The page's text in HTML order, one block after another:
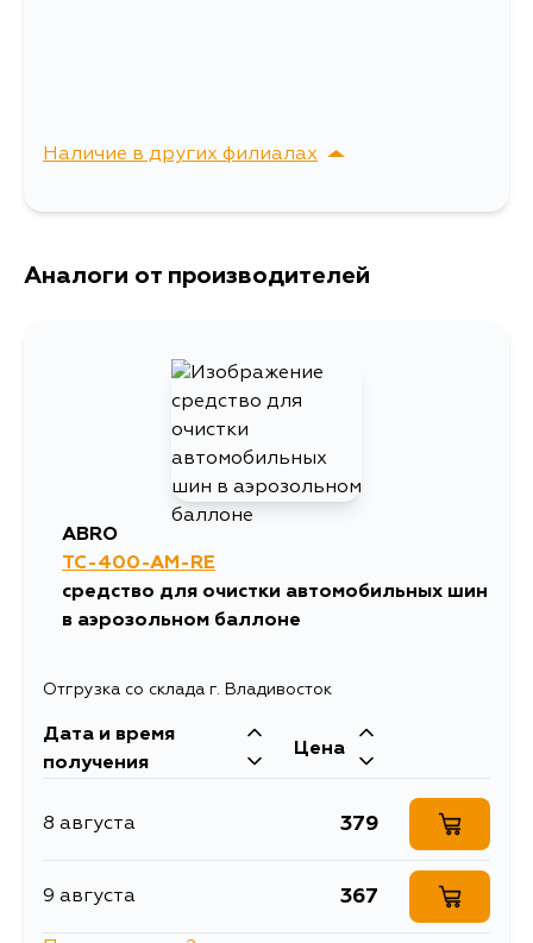
Наличие в других филиалах
г. Владивосток,
Аналоги от производителей
ABRO
TC-400-AM-RE
средство для очистки автомобильных шин
в аэрозольном баллоне
Отгрузка со склада г. Владивосток
Дата и время
получения
Цена
8 августа 379
9 августа 367